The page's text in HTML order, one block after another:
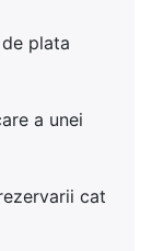
plata
a unei
cat